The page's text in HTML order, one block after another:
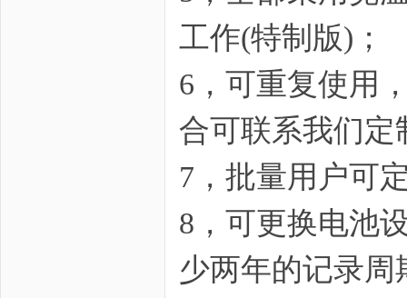
工作(特制版)；
6，可重复使用
合可联系我们定
7，批量用户可
8，可更换电池
少两年的记录周